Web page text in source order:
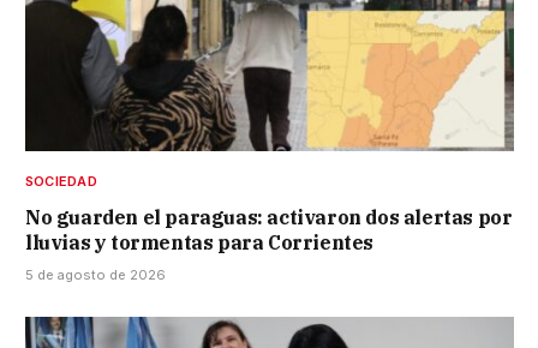
SOCIEDAD
No guarden el paraguas: activaron dos alertas por
lluvias y tormentas para Corrientes
5 de agosto de 2026